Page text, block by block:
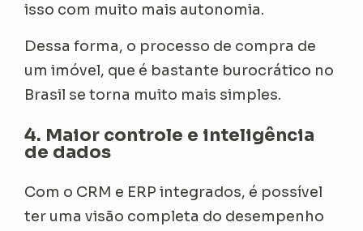
isso com muito mais autonomia.
Dessa forma, o processo de compra de
um imóvel, que é bastante burocrático no
Brasil se torna muito mais simples.
4. Maior controle e inteligência
de dados
Com o CRM e ERP integrados, é possível
ter uma visão completa do desempenho